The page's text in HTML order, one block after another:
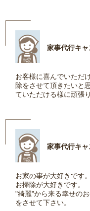
家事代行キ
お客様に喜んでいただ
除をさせて頂きたいと
ていただける様に頑張
家事代行キ
お家の事が大好きです。
お掃除が大好きです。
"綺麗"から来る幸せの
をさせて下さい。